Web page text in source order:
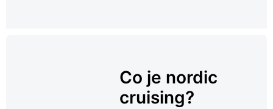
Co je nordic
cruising?